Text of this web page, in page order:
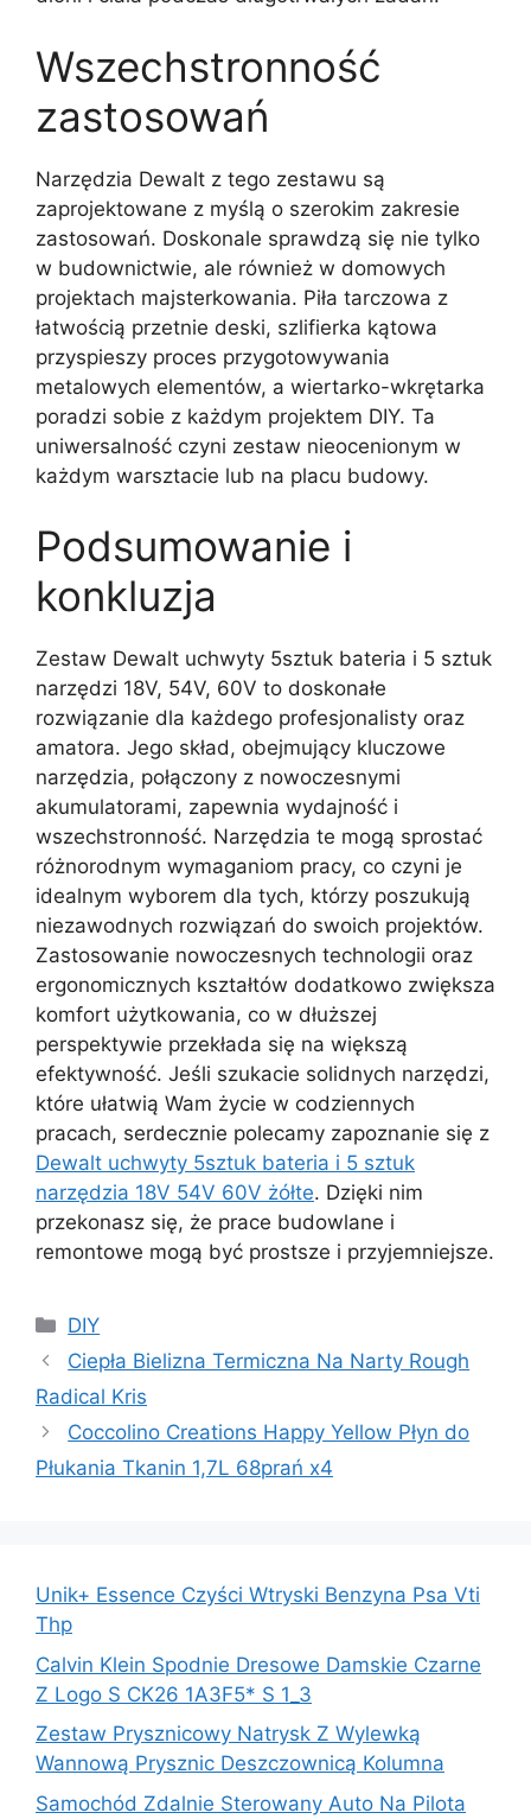
Wszechstronność
zastosowań
Narzędzia Dewalt z tego zestawu są
zaprojektowane z myślą o szerokim zakresie
zastosowań. Doskonale sprawdzą się nie tylko
w budownictwie, ale również w domowych
projektach majsterkowania. Piła tarczowa z
łatwością przetnie deski, szlifierka kątowa
przyspieszy proces przygotowywania
metalowych elementów, a wiertarko-wkrętarka
poradzi sobie z każdym projektem DIY. Ta
uniwersalność czyni zestaw nieocenionym w
każdym warsztacie lub na placu budowy.
Podsumowanie i
konkluzja
Zestaw Dewalt uchwyty 5sztuk bateria i 5 sztuk
narzędzi 18V, 54V, 60V to doskonałe
rozwiązanie dla każdego profesjonalisty oraz
amatora. Jego skład, obejmujący kluczowe
narzędzia, połączony z nowoczesnymi
akumulatorami, zapewnia wydajność i
wszechstronność. Narzędzia te mogą sprostać
różnorodnym wymaganiom pracy, co czyni je
idealnym wyborem dla tych, którzy poszukują
niezawodnych rozwiązań do swoich projektów.
Zastosowanie nowoczesnych technologii oraz
ergonomicznych kształtów dodatkowo zwiększa
komfort użytkowania, co w dłuższej
perspektywie przekłada się na większą
efektywność. Jeśli szukacie solidnych narzędzi,
które ułatwią Wam życie w codziennych
pracach, serdecznie polecamy zapoznanie się z
Dewalt uchwyty 5sztuk bateria i 5 sztuk
narzędzia 18V 54V 60V żółte. Dzięki nim
przekonasz się, że prace budowlane i
remontowe mogą być prostsze i przyjemniejsze.
Kategorie
DIY
Ciepła Bielizna Termiczna Na Narty Rough
Radical Kris
Coccolino Creations Happy Yellow Płyn do
Płukania Tkanin 1,7L 68prań x4
Unik+ Essence Czyści Wtryski Benzyna Psa Vti
Thp
Calvin Klein Spodnie Dresowe Damskie Czarne
Z Logo S CK26 1A3F5* S 1_3
Zestaw Prysznicowy Natrysk Z Wylewką
Wannową Prysznic Deszczownicą Kolumna
Samochód Zdalnie Sterowany Auto Na Pilota